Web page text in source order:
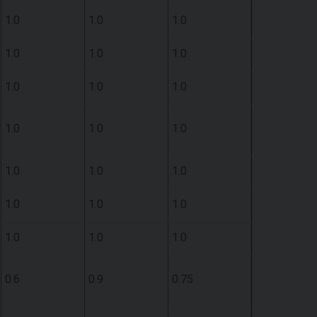
1.0 1.0 1.0
1.0 1.0 1.0
1.0 1.0 1.0
1.0 1.0 1.0
1.0 1.0 1.0
1.0 1.0 1.0
1.0 1.0 1.0
0.6 0.9 0.75